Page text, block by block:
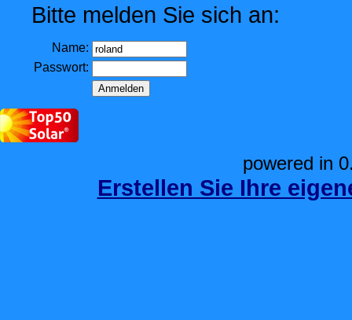
Bitte melden Sie sich an:
Name:
Passwort:
powered in
Erstellen Sie Ihre